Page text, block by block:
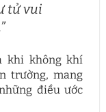
tử vui
khi không khí
trường, mang
điều ước